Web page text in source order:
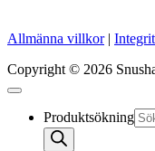
Allmänna villkor|
Copyright © 2026
Produktsökning